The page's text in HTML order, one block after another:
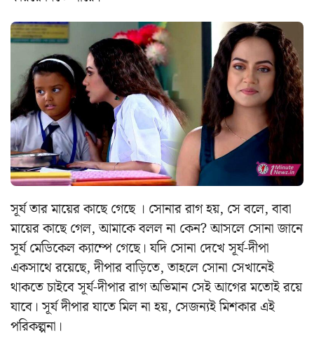
সূর্য তার মায়ের কাছে গেছে । সোনার রাগ হয়, সে বলে, বাবা
মায়ের কাছে গেল, আমাকে বলল না কেন? আসলে সোনা জানে
সূর্য মেডিকেল ক্যাম্পে গেছে। যদি সোনা দেখে সূর্য-দীপা
একসাথে রয়েছে, দীপার বাড়িতে, তাহলে সোনা সেখানেই
থাকতে চাইবে সূর্য-দীপার রাগ অভিমান সেই আগের মতোই রয়ে
যাবে। সূর্য দীপার যাতে মিল না হয়, সেজন্যই মিশকার এই
পরিকল্পনা।